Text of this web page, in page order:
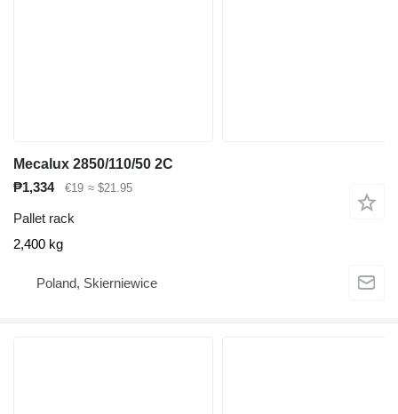
Mecalux 2850/110/50 2C
₱1,334
€19 ≈ $21.95
Pallet rack
2,400 kg
Poland, Skierniewice